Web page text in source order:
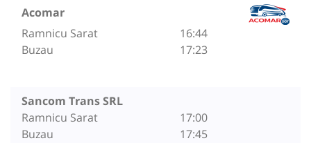
Acomar
Ramnicu Sarat
Buzau
16:44
17:23
Sancom Trans SRL
Ramnicu Sarat
Buzau
17:00
17:45